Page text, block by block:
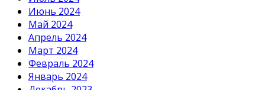
Июнь 2024
Май 2024
Апрель 2024
Март 2024
Февраль 2024
Январь 2024